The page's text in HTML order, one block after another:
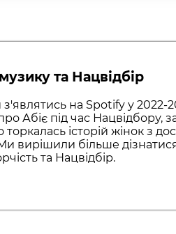
та Нацвідбір
з'являтись на Spotify у 2022-
Абіє під час Нацвідбору,
історій жінок з
вирішили більше
та Нацвідбір.